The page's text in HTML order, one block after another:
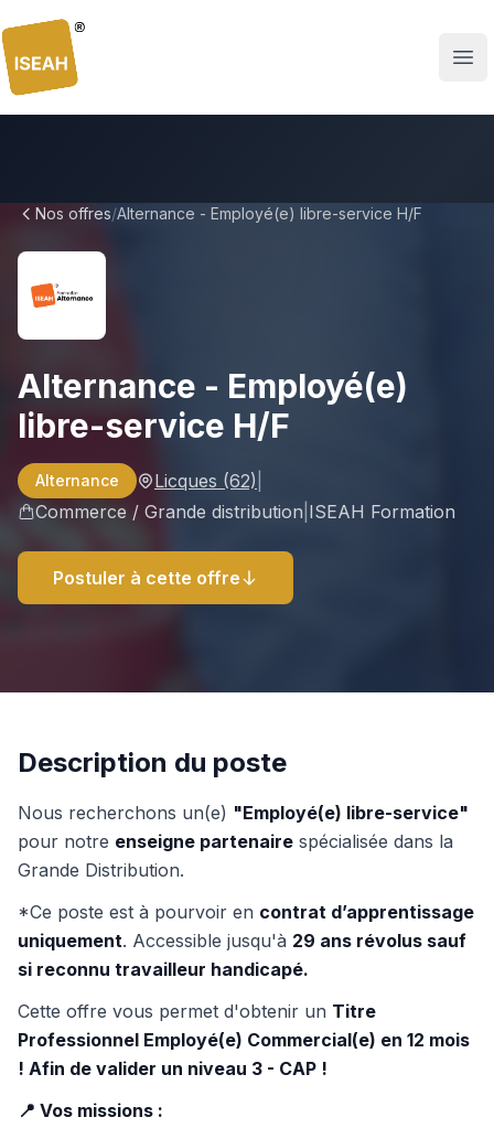
Nos offres/Alternance - Employé(e) libre-service H/F
Alternance - Employé(e)
libre-service H/F
Alternance Licques (62)
Commerce / Grande distribution ISEAH Formation
Postuler à cette offre
Description du poste
Nous recherchons un(e) "Employé(e) libre-service"
pour notre enseigne partenaire spécialisée dans la
Grande Distribution.
*Ce poste est à pourvoir en contrat d’apprentissage
uniquement. Accessible jusqu'à 29 ans révolus sauf
si reconnu travailleur handicapé.
Cette offre vous permet d'obtenir un Titre
Professionnel Employé(e) Commercial(e) en 12 mois
! Afin de valider un niveau 3 - CAP !
📍 Vos missions :